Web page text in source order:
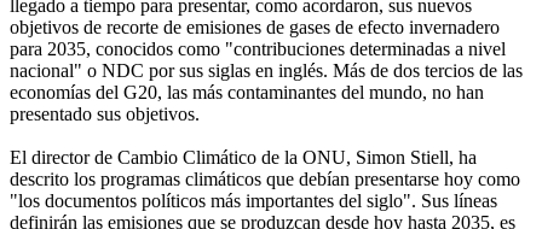
llegado a tiempo para presentar, como acordaron, sus nuevos
objetivos de recorte de emisiones de gases de efecto invernadero
para 2035, conocidos como "contribuciones determinadas a nivel
nacional" o NDC por sus siglas en inglés. Más de dos tercios de las
economías del G20, las más contaminantes del mundo, no han
presentado sus objetivos.
El director de Cambio Climático de la ONU, Simon Stiell, ha
descrito los programas climáticos que debían presentarse hoy como
"los documentos políticos más importantes del siglo". Sus líneas
definirán las emisiones que se produzcan desde hoy hasta 2035, es